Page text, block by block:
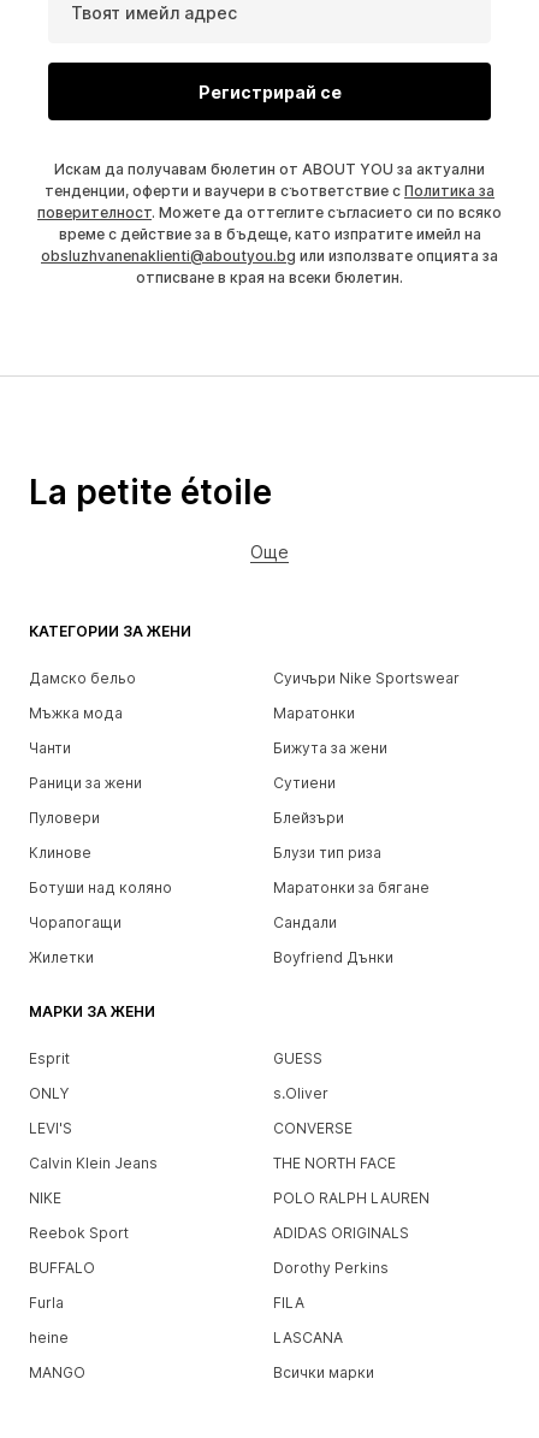
Твоят имейл адрес
Регистрирай се
Искам да получавам бюлетин от ABOUT YOU за актуални
тенденции, оферти и ваучери в съответствие с Политика за
поверителност. Можете да оттеглите съгласието си по всяко
време с действие за в бъдеще, като изпратите имейл на
obsluzhvanenaklienti@aboutyou.bg или използвате опцията за
отписване в края на всеки бюлетин.
КАТЕГОРИИ ЗА ЖЕНИ
Дамско бельо
Суичъри Nike Sportswear
Мъжка мода
Маратонки
Чанти
Бижута за жени
Раници за жени
Сутиени
Пуловери
Блейзъри
Клинове
Блузи тип риза
Ботуши над коляно
Маратонки за бягане
Чорапогащи
Сандали
Жилетки
Boyfriend Дънки
МАРКИ ЗА ЖЕНИ
Esprit
GUESS
ONLY
s.Oliver
LEVI'S
CONVERSE
Calvin Klein Jeans
THE NORTH FACE
NIKE
POLO RALPH LAUREN
Reebok Sport
ADIDAS ORIGINALS
BUFFALO
Dorothy Perkins
Furla
FILA
heine
LASCANA
MANGO
Всички марки
La petite étoile
Още